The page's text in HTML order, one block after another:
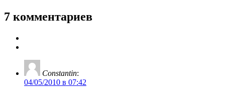
7 комментариев
Constantin:
04/05/2010 в 07:42